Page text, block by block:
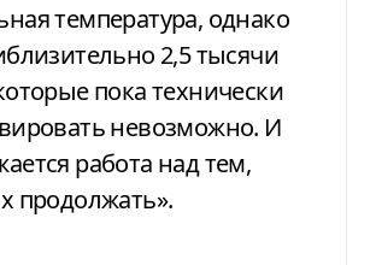
температура, однако
2,5 тысячи
пока технически
невозможно. И
работа над тем,
продолжать».